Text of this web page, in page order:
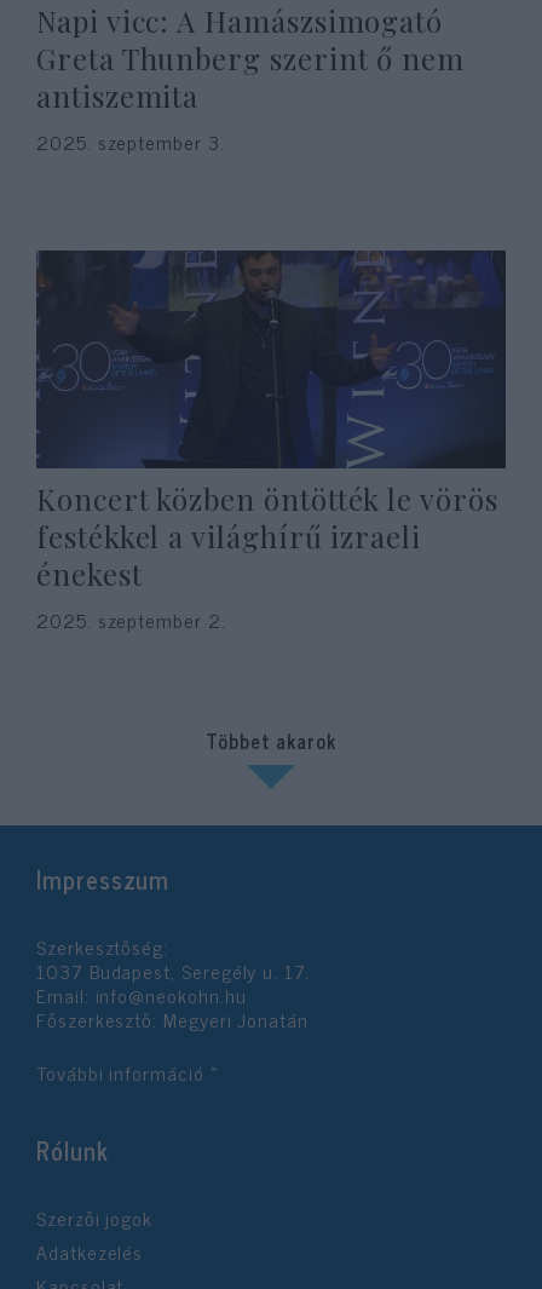
Napi vicc: A Hamászsimogató
Greta Thunberg szerint ő nem
antiszemita
2025. szeptember 3.
Koncert közben öntötték le vörös
festékkel a világhírű izraeli
énekest
2025. szeptember 2.
Többet akarok
Impresszum
Szerkesztőség:
1037 Budapest, Seregély u. 17.
Email: info@neokohn.hu
Főszerkesztő: Megyeri Jonatán
További információ »
Rólunk
Szerzői jogok
Adatkezelés